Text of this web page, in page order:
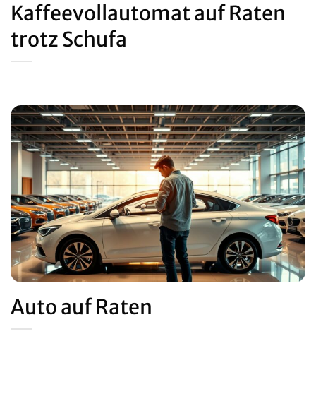
Kaffeevollautomat auf Raten
trotz Schufa
Auto auf Raten